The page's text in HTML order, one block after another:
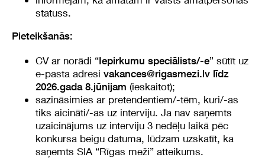
statuss.
Pieteikšanās:
CV ar norādi “Iepirkumu speciālists/-e” sūtīt uz
e-pasta adresi vakances@rigasmezi.lv līdz
2026.gada 8.jūnijam (ieskaitot);
sazināsimies ar pretendentiem/-tēm, kuri/-as
tiks aicināti/-as uz interviju. Ja nav saņemts
uzaicinājums uz interviju 3 nedēļu laikā pēc
konkursa beigu datuma, lūdzam uzskatīt, ka
saņemts SIA “Rīgas meži” atteikums.